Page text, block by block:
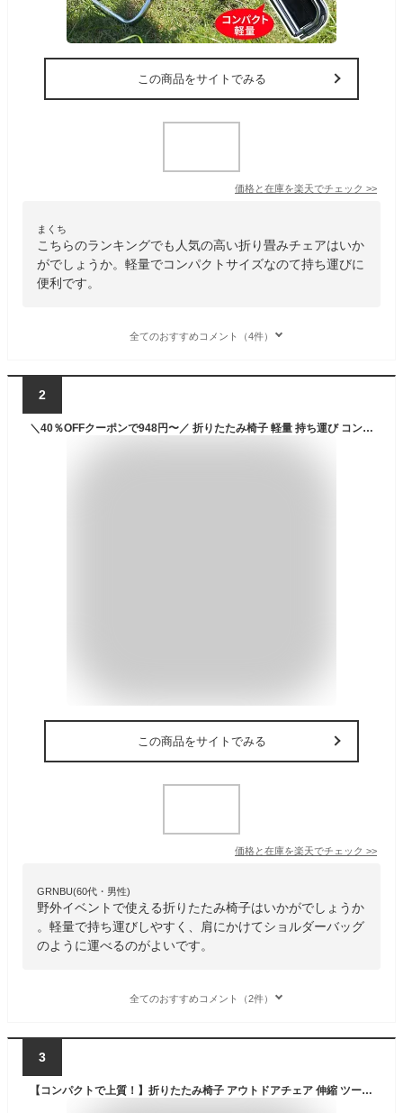
この商品をサイトでみる
価格と在庫を楽天でチェック >>
まくち
こちらのランキングでも人気の高い折り畳みチェアはいか
がでしょうか。軽量でコンパクトサイズなのて持ち運びに
便利です。
全てのおすすめコメント（4件）
2
＼40％OFFクーポンで948円〜／ 折りたたみ椅子 軽量 持ち運び コンパクト アウトドア ショルダーバッグ 折りたたみチェア おしゃれ ポケット付き 収納袋一体型 行列待ち 運動会 花火大会 遊園地 釣り キャンプ ピクニック スポーツ観戦 軽い イス 耐荷重120kg 防災
この商品をサイトでみる
価格と在庫を楽天でチェック >>
GRNBU(60代・男性)
野外イベントで使える折りたたみ椅子はいかがでしょうか
。軽量で持ち運びしやすく、肩にかけてショルダーバッグ
のように運べるのがよいです。
全てのおすすめコメント（2件）
3
【コンパクトで上質！】折りたたみ椅子 アウトドアチェア 伸縮 ツール 子供 大人 キャンプ 簡易椅子 高さ調整 マルチチェア 折りたたみ 椅子 携帯 ショッピング 列 並ぶ 折りたたみチェア コンパクト 持ち運び 来客用 運動会 高さ自在 釣り テーマパーク 旅行 軽量収納椅子